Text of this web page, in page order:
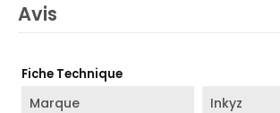
Avis
Fiche Technique
Marque Inkyz